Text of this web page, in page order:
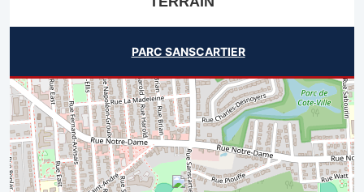
PARC SANSCARTIER